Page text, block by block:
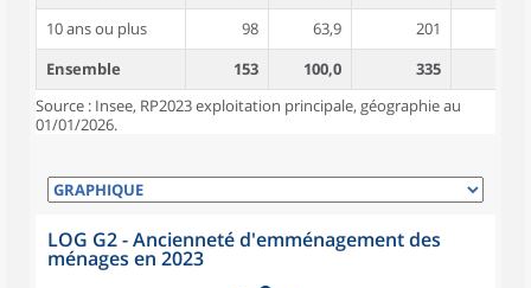
10 ans ou plus
98 63,9 201
Ensemble
153 100,0 335
Source : Insee, RP2023 exploitation principale, géographie au
01/01/2026.
LOG G2 - Ancienneté d'emménagement des
ménages en 2023